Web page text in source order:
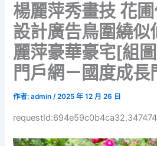
楊麗萍秀畫技 花
設計廣告鳥圍繞似
麗萍豪華豪宅[組
門戶網－國度成長
作者:admin/2025 年 12 月 26 日